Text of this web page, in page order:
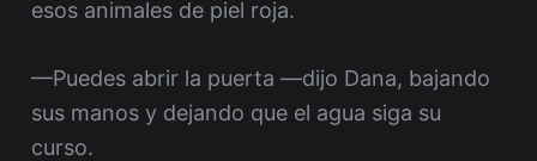
esos animales de piel roja.
—Puedes abrir la puerta —dijo Dana, bajando
sus manos y dejando que el agua siga su
curso.